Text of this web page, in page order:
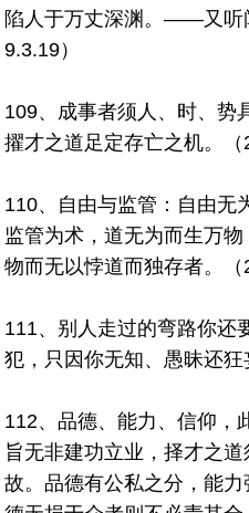
陷人于万丈深渊。——又听
9.3.19）
109、成事者须人、时、势
擢才之道足定存亡之机。（
110、自由与监管：自由无
监管为术，道无为而生万
物而无以悖道而独存者。（
111、别人走过的弯路你还
犯，只因你无知、愚昧还狂
112、品德、能力、信仰，
旨无非建功立业，择才之
故。品德有公私之分，能